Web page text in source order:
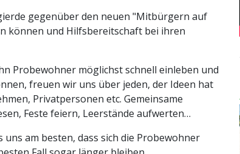
gegenüber den neuen "Mitbürgern auf
können und Hilfsbereitschaft bei ihren
Probewohner möglichst schnell einleben und
freuen wir uns über jeden, der Ideen hat
Privatpersonen etc. Gemeinsame
Feste feiern, Leerstände aufwerten…
am besten, dass sich die Probewohner